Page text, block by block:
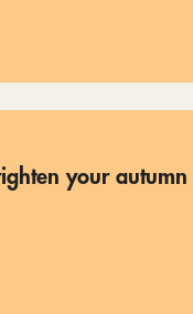
your autumn